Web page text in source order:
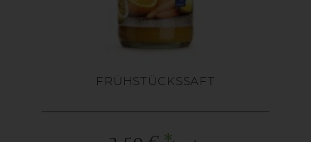
FRÜHSTÜCKSSAFT